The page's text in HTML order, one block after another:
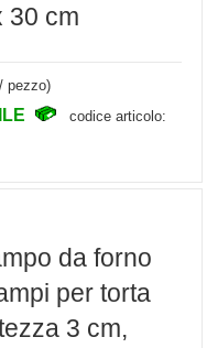
30 cm
pezzo)
codice articolo:
da forno
per torta
3 cm,